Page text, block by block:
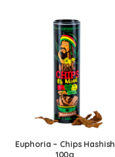
Euphoria – Chips Hashish
100g